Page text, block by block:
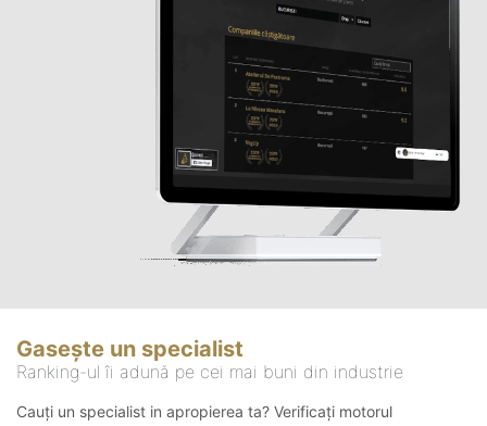
Gasește un specialist
Ranking-ul îi adună pe cei mai buni din industrie
Cauți un specialist in apropierea ta? Verificați motorul